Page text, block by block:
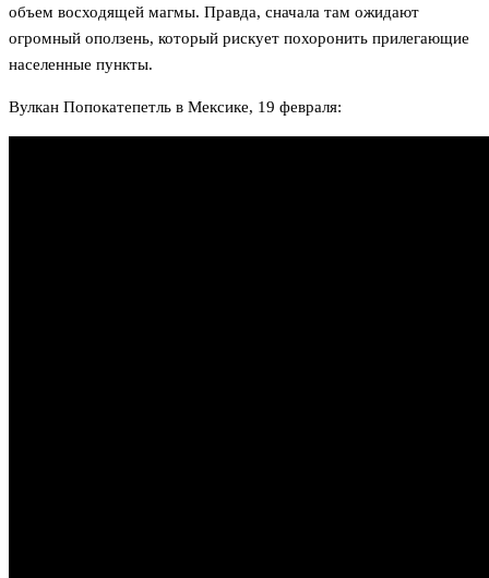
объем восходящей магмы. Правда, сначала там ожидают
огромный оползень, который рискует похоронить прилегающие
населенные пункты.
Вулкан Попокатепетль в Мексике, 19 февраля: